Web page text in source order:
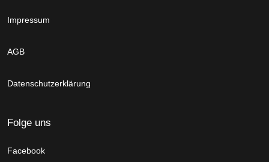
Impressum
AGB
Datenschutzerklärung
Folge uns
Facebook